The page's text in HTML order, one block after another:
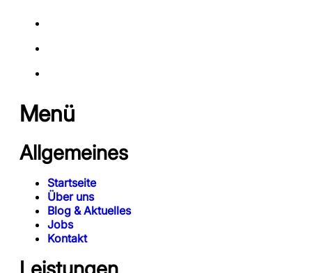
Menü
Allgemeines
Startseite
Über uns
Blog & Aktuelles
Jobs
Kontakt